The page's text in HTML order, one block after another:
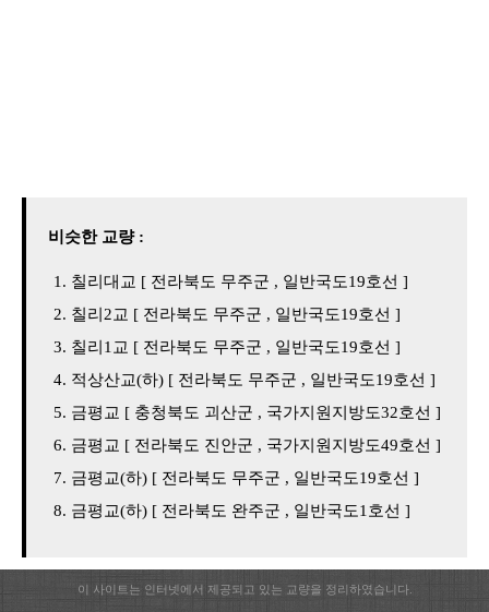
비슷한 교량 :
칠리대교 [ 전라북도 무주군 , 일반국도19호선 ]
칠리2교 [ 전라북도 무주군 , 일반국도19호선 ]
칠리1교 [ 전라북도 무주군 , 일반국도19호선 ]
적상산교(하) [ 전라북도 무주군 , 일반국도19호선 ]
금평교 [ 충청북도 괴산군 , 국가지원지방도32호선 ]
금평교 [ 전라북도 진안군 , 국가지원지방도49호선 ]
금평교(하) [ 전라북도 무주군 , 일반국도19호선 ]
금평교(하) [ 전라북도 완주군 , 일반국도1호선 ]
이 사이트는 인터넷에서 제공되고 있는 교량을 정리하였습니다.